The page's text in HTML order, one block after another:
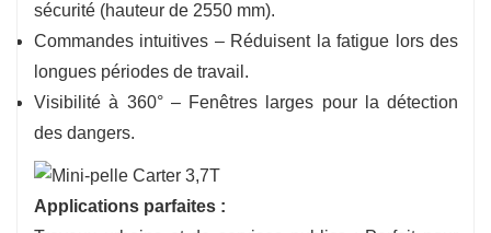
sécurité (hauteur de 2550 mm).
Commandes intuitives – Réduisent la fatigue lors des
longues périodes de travail.
Visibilité à 360° – Fenêtres larges pour la détection
des dangers.
Applications parfaites :